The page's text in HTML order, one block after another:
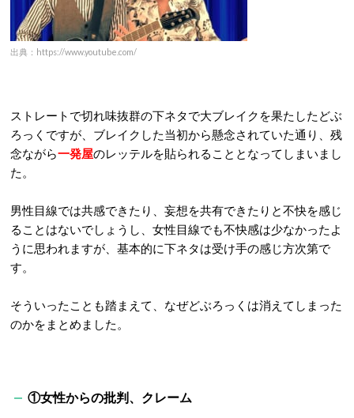
出典：https://www.youtube.com/
ストレートで切れ味抜群の下ネタで大ブレイクを果たしたどぶ
ろっくですが、ブレイクした当初から懸念されていた通り、残
念ながら一発屋のレッテルを貼られることとなってしまいまし
た。
男性目線では共感できたり、妄想を共有できたりと不快を感じ
ることはないでしょうし、女性目線でも不快感は少なかったよ
うに思われますが、基本的に下ネタは受け手の感じ方次第で
す。
そういったことも踏まえて、なぜどぶろっくは消えてしまった
のかをまとめました。
①女性からの批判、クレーム